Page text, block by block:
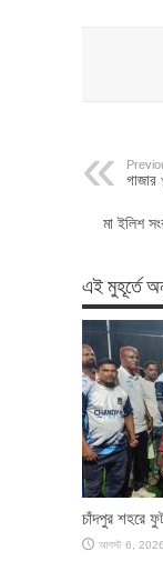
মা ইলিশ
এই মুহূর্তে
চাঁদপুর শহরে
আগস্ট 6, 2026